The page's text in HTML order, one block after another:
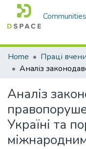
Home
Праці
Аналіз
Україні та